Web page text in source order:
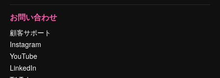
お問い合わせ
顧客サポート
Instagram
YouTube
LinkedIn